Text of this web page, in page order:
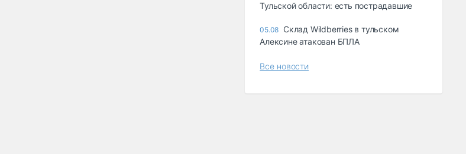
Тульской области: есть пострадавшие
05.08 Склад Wildberries в тульском
Алексине атакован БПЛА
Все новости